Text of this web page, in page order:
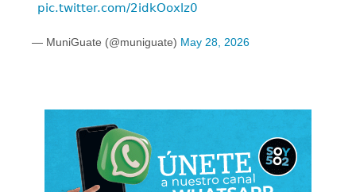
pic.twitter.com/2idkOoxlz0
— MuniGuate (@muniguate) May 28, 2026